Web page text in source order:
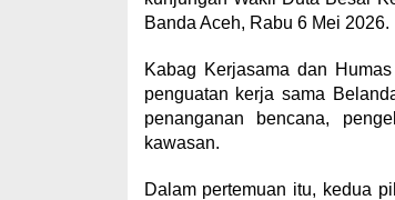
Banda Aceh, Rabu 6 Mei 2026.
Kabag Kerjasama dan
penguatan kerja sama
penanganan bencana,
kawasan.
Dalam pertemuan itu, kedua